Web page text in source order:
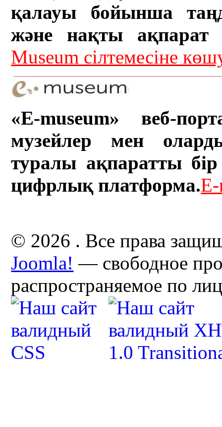
қалауы бойынша
және нақты ақпарат
Museum сілтемесіне
«E-museum» веб-
музейлер мен
туралы ақпаратты бір
цифрлық платформа.
© 2026 . Все права
Joomla! — свободное
распространяемое по